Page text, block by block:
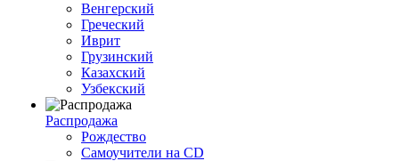
Венгерский
Греческий
Иврит
Грузинский
Казахский
Узбекский
Распродажа
Рождество
Самоучители на CD